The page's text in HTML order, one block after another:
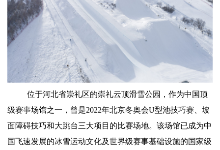
位于河北省崇礼区的崇礼云顶滑雪公园，作为中国顶
级赛事场馆之一，曾是2022年北京冬奥会U型池技巧赛、坡
面障碍技巧和大跳台三大项目的比赛场地。该场馆已成为中
国飞速发展的冰雪运动文化及世界级赛事基础设施的国家级